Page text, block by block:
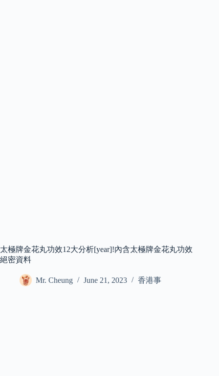
太極牌金花丸功效12大分析[year]!內含太極牌金花丸功效
絕密資料
Mr. Cheung June 21, 2023 香港事